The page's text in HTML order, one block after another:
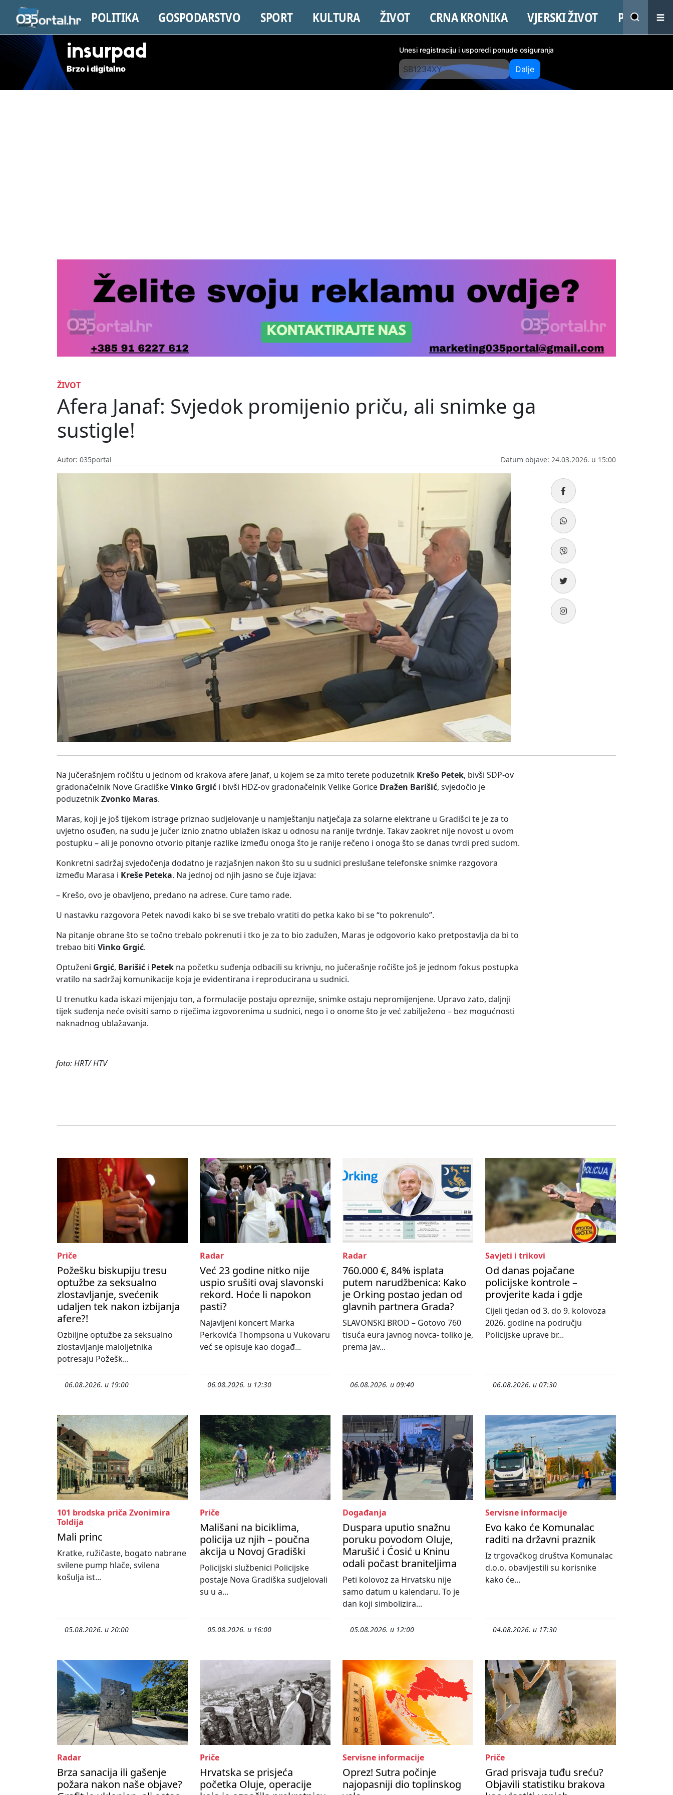
POLITIKA GOSPODARSTVO SPORT KULTURA ŽIVOT CRNA KRONIKA VJERSKI ŽIVOT PROMO
insurpad
Brzo i digitalno
Unesi registraciju i usporedi ponude osiguranja
Dalje
ŽIVOT
Afera Janaf: Svjedok promijenio priču, ali snimke ga
sustigle!
Autor: 035portal Datum objave: 24.03.2026. u 15:00
Na jučerašnjem ročištu u jednom od krakova afere Janaf, u kojem se za mito terete poduzetnik Krešo Petek, bivši SDP-ov
gradonačelnik Nove GradiškeVinko Grgić i bivši HDZ-ov gradonačelnik Velike Gorice Dražen Barišić, svjedočio je
poduzetnikZvonko Maras.
Maras, koji je još tijekom istrage priznao sudjelovanje u namještanju natječaja za solarne elektrane u Gradišci te je za to
uvjetno osuđen, na sudu je jučer iznio znatno ublažen iskaz u odnosu na ranije tvrdnje. Takav zaokret nije novost u ovom
postupku – ali je ponovno otvorio pitanje razlike između onoga što je ranije rečeno i onoga što se danas tvrdi pred sudom.
Konkretni sadržaj svjedočenja dodatno je razjašnjen nakon što su u sudnici preslušane telefonske snimke razgovora
između Marasa i Kreše Peteka. Na jednoj od njih jasno se čuje izjava:
– Krešo, ovo je obavljeno, predano na adrese. Cure tamo rade.
U nastavku razgovora Petek navodi kako bi se sve trebalo vratiti do petka kako bi se “to pokrenulo”.
Na pitanje obrane što se točno trebalo pokrenuti i tko je za to bio zadužen, Maras je odgovorio kako pretpostavlja da bi to
trebao biti Vinko Grgić.
Optuženi Grgić, Barišić i Petek na početku suđenja odbacili su krivnju, no jučerašnje ročište još je jednom fokus postupka
vratilo na sadržaj komunikacije koja je evidentirana i reproducirana u sudnici.
U trenutku kada iskazi mijenjaju ton, a formulacije postaju opreznije, snimke ostaju nepromijenjene. Upravo zato, daljnji
tijek suđenja neće ovisiti samo o riječima izgovorenima u sudnici, nego i o onome što je već zabilježeno – bez mogućnosti
naknadnog ublažavanja.
foto: HRT/ HTV
Priče
Požešku biskupiju tresu
optužbe za seksualno
zlostavljanje, svećenik
udaljen tek nakon izbijanja
afere?!
Ozbiljne optužbe za seksualno
zlostavljanje maloljetnika
potresaju Požešk...
06.08.2026. u 19:00
Radar
Već 23 godine nitko nije
uspio srušiti ovaj slavonski
rekord. Hoće li napokon
pasti?
Najavljeni koncert Marka
Perkovića Thompsona u Vukovaru
već se opisuje kao događ...
06.08.2026. u 12:30
Radar
760.000 €, 84% isplata
putem narudžbenica: Kako
je Orking postao jedan od
glavnih partnera Grada?
SLAVONSKI BROD – Gotovo 760
tisuća eura javnog novca- toliko je,
prema jav...
06.08.2026. u 09:40
Savjeti i trikovi
Od danas pojačane
policijske kontrole –
provjerite kada i gdje
Cijeli tjedan od 3. do 9. kolovoza
2026. godine na području
Policijske uprave br...
06.08.2026. u 07:30
101 brodska priča Zvonimira
Toldija
Mali princ
Kratke, ružičaste, bogato nabrane
svilene pump hlače, svilena
košulja ist...
05.08.2026. u 20:00
Priče
Mališani na biciklima,
policija uz njih – poučna
akcija u Novoj Gradiški
Policijski službenici Policijske
postaje Nova Gradiška sudjelovali
su u a...
05.08.2026. u 16:00
Događanja
Duspara uputio snažnu
poruku povodom Oluje,
Marušić i Ćosić u Kninu
odali počast braniteljima
Peti kolovoz za Hrvatsku nije
samo datum u kalendaru. To je
dan koji simbolizira...
05.08.2026. u 12:00
Servisne informacije
Evo kako će Komunalac
raditi na državni praznik
Iz trgovačkog društva Komunalac
d.o.o. obavijestili su korisnike
kako će...
04.08.2026. u 17:30
Radar
Brza sanacija ili gašenje
požara nakon naše objave?
Priče
Hrvatska se prisjeća
početka Oluje, operacije
Servisne informacije
Oprez! Sutra počinje
najopasniji dio toplinskog
Priče
Grad prisvaja tuđu sreću?
Objavili statistiku brakova